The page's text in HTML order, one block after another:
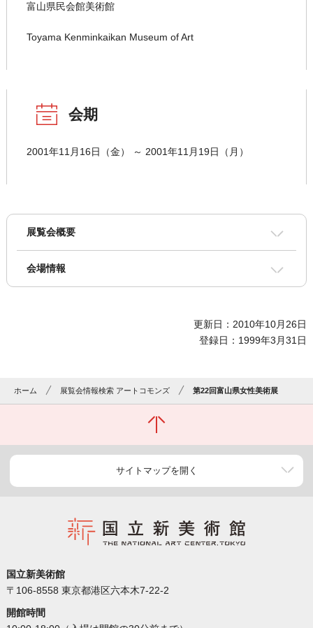
富山県民会館美術館
Toyama Kenminkaikan Museum of Art
会期
2001年11月16日（金） ～ 2001年11月19日（月）
展覧会概要
会場情報
更新日：2010年10月26日
登録日：1999年3月31日
ホーム 展覧会情報検索 アートコモンズ 第22回富山県女性美術展
サイトマップを開く
国立新美術館
〒106-8558 東京都港区六本木7-22-2
開館時間